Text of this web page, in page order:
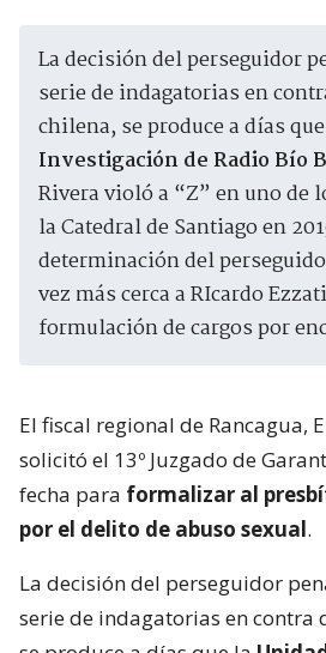
La decisión del perseguidor
serie de indagatorias en
chilena, se produce a días
Investigación de Radio Bío
Rivera violó a “Z” en uno de
la Catedral de Santiago en
determinación del
vez más cerca a RIcardo
formulación de cargos por
El fiscal regional de Rancagua,
solicitó el 13º Juzgado de
fecha para formalizar al
por el delito de abuso sexual.
La decisión del perseguidor
serie de indagatorias en contra